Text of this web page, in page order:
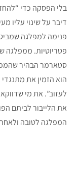
בלי הפסקה כדי
דיבר על שינוי עליו
פנימה למפלגה
פטריוטיות. ממפלגה
סטארמר הבהיר
הוא הזמין את
לעזוב”. את מי
את הלייבור לביתם
המפלגה לטובה